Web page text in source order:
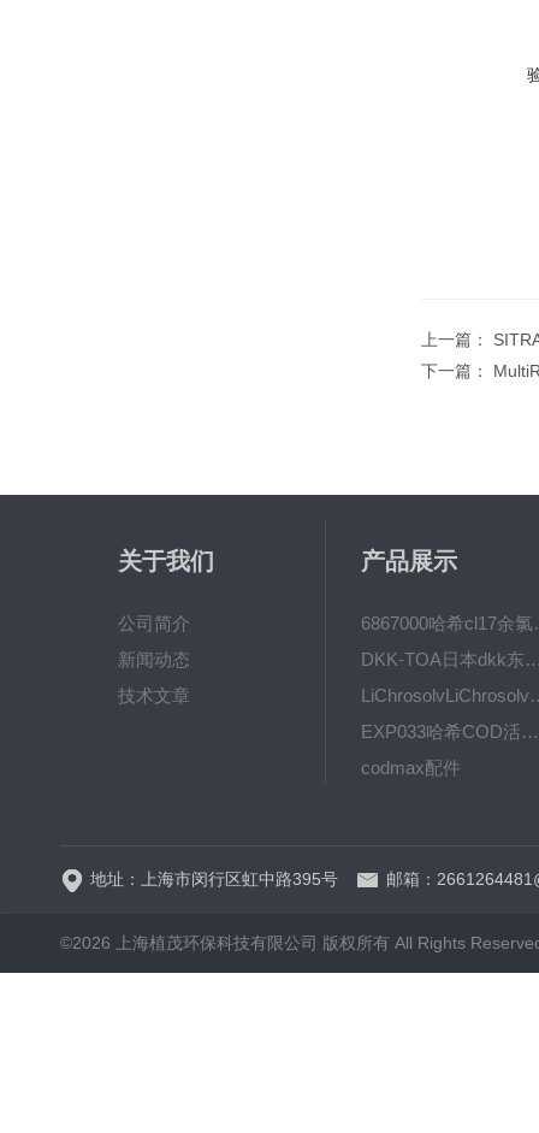
上一篇：
下一篇：
关于我们
公司简介
新闻动态
技术文章
产品展示
6867000
DKK-TOA日本dkk东亚电
EXP033哈希COD活塞泵价格 EXP033
codmax配件
地址：上海市闵行区虹中路395号 邮箱：
©2026 上海植茂环保科技有限公司 版权所有 All Rights